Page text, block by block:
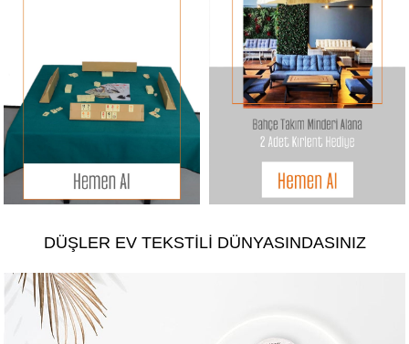
DÜŞLER EV TEKSTILI DÜNYASINDASINIZ